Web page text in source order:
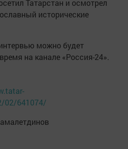
Татарстан и осмотрел
исторические
можно будет
на канале «Россия-24».
02/641074/